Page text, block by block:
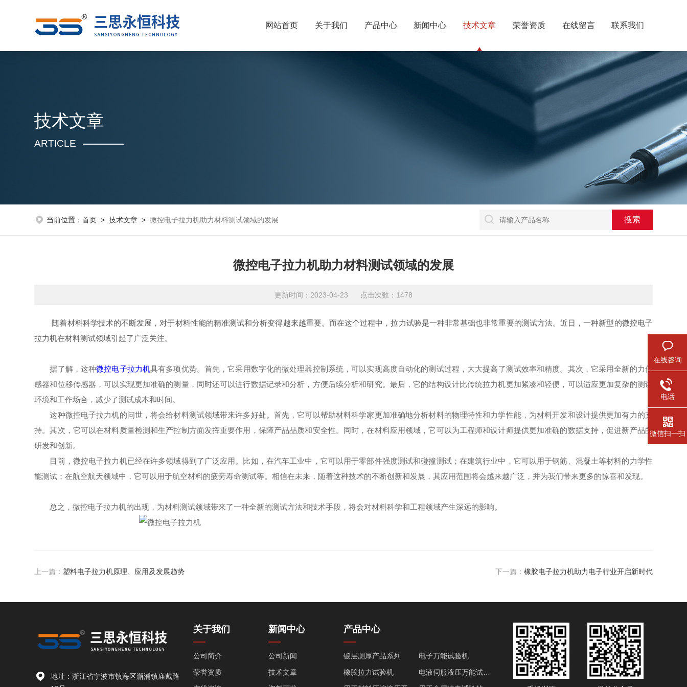
网站首页 关于我们 产品中心 新闻中心 技术文章 荣誉资质 在线留言 联系我们
技术文章
ARTICLE
当前位置：首页 >技术文章 >微控电子拉力机助力材料测试领域的发展
微控电子拉力机助力材料测试领域的发展
更新时间：2023-04-23 点击次数：1478
随着材料科学技术的不断发展，对于材料性能的精准测试和分析变得越来越重要。而在这个过程中，拉力试验是一种非常基础也非常重要的测试方法。近日，一种新型的微控电子
拉力机在材料测试领域引起了广泛关注。
据了解，这种微控电子拉力机具有多项优势。首先，它采用数字化的微处理器控制系统，可以实现高度自动化的测试过程，大大提高了测试效率和精度。其次，它采用全新的力传
感器和位移传感器，可以实现更加准确的测量，同时还可以进行数据记录和分析，方便后续分析和研究。最后，它的结构设计比传统拉力机更加紧凑和轻便，可以适应更加复杂的测试
环境和工作场合，减少了测试成本和时间。
这种微控电子拉力机的问世，将会给材料测试领域带来许多好处。首先，它可以帮助材料科学家更加准确地分析材料的物理特性和力学性能，为材料开发和设计提供更加有力的支
持。其次，它可以在材料质量检测和生产控制方面发挥重要作用，保障产品品质和安全性。同时，在材料应用领域，它可以为工程师和设计师提供更加准确的数据支持，促进新产品的
研发和创新。
目前，微控电子拉力机已经在许多领域得到了广泛应用。比如，在汽车工业中，它可以用于零部件强度测试和碰撞测试；在建筑行业中，它可以用于钢筋、混凝土等材料的力学性
能测试；在航空航天领域中，它可以用于航空材料的疲劳寿命测试等。相信在未来，随着这种技术的不断创新和发展，其应用范围将会越来越广泛，并为我们带来更多的惊喜和发现。
总之，微控电子拉力机的出现，为材料测试领域带来了一种全新的测试方法和技术手段，将会对材料科学和工程领域产生深远的影响。
上一篇： 塑料电子拉力机原理、应用及发展趋势 下一篇： 橡胶电子拉力机助力电子行业开启新时代
地址：浙江省宁波市镇海区澥浦镇庙戴路
关于我们
公司简介
荣誉资质
新闻中心
公司新闻
技术文章
产品中心
镀层测厚产品系列
电子万能试验机
橡胶拉力试验机
在线咨询
电话
微信扫一扫